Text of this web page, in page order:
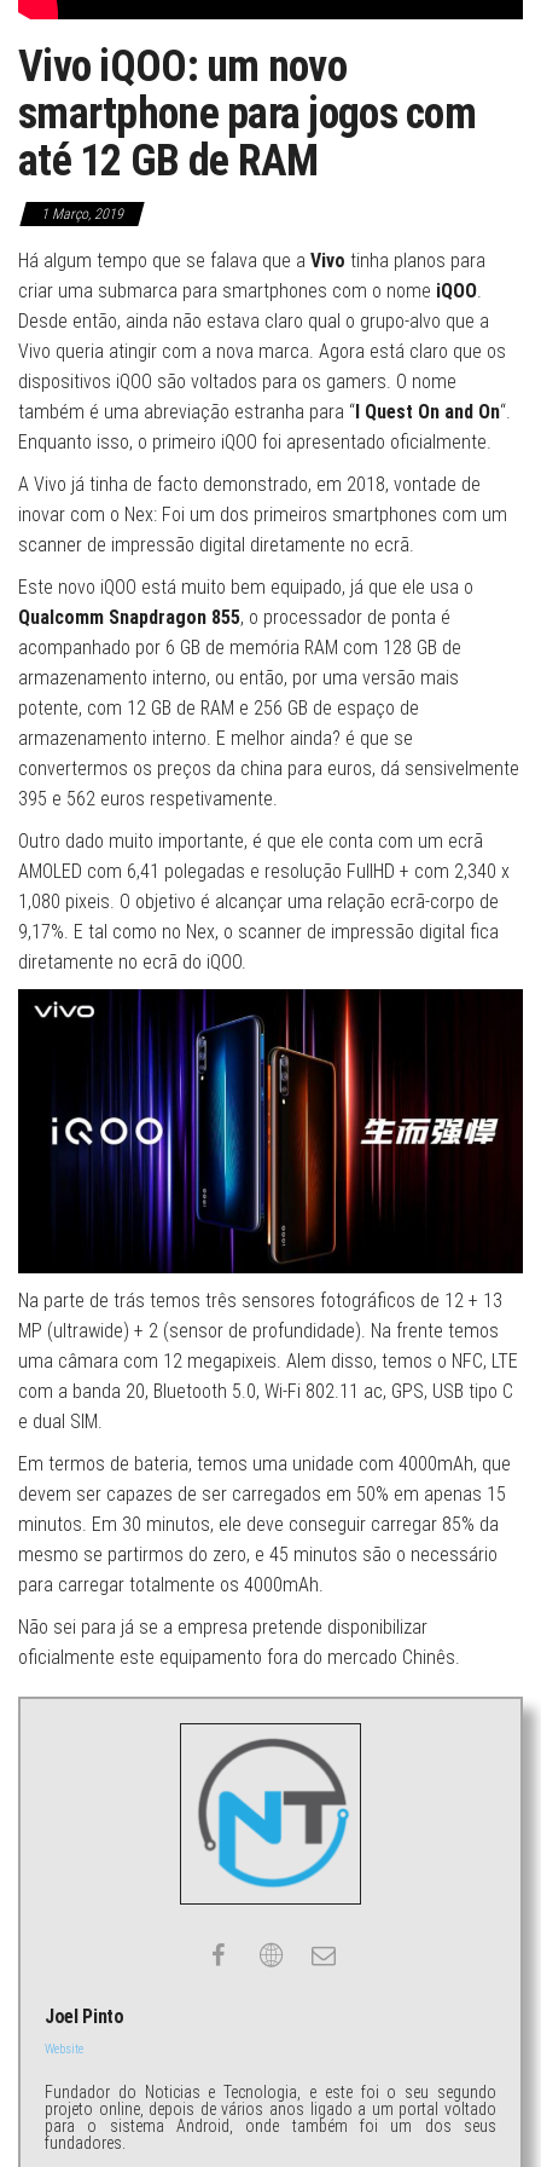
Vivo iQOO: um novo
smartphone para jogos com
até 12 GB de RAM
1 Março, 2019
Há algum tempo que se falava que a Vivo tinha planos para
criar uma submarca para smartphones com o nome iQOO.
Desde então, ainda não estava claro qual o grupo-alvo que a
Vivo queria atingir com a nova marca. Agora está claro que os
dispositivos iQOO são voltados para os gamers. O nome
também é uma abreviação estranha para “I Quest On and On“.
Enquanto isso, o primeiro iQOO foi apresentado oficialmente.
A Vivo já tinha de facto demonstrado, em 2018, vontade de
inovar com o Nex: Foi um dos primeiros smartphones com um
scanner de impressão digital diretamente no ecrã.
Este novo iQOO está muito bem equipado, já que ele usa o
Qualcomm Snapdragon 855, o processador de ponta é
acompanhado por 6 GB de memória RAM com 128 GB de
armazenamento interno, ou então, por uma versão mais
potente, com 12 GB de RAM e 256 GB de espaço de
armazenamento interno. E melhor ainda? é que se
convertermos os preços da china para euros, dá sensivelmente
395 e 562 euros respetivamente.
Outro dado muito importante, é que ele conta com um ecrã
AMOLED com 6,41 polegadas e resolução FullHD + com 2,340 x
1,080 pixeis. O objetivo é alcançar uma relação ecrã-corpo de
9,17%. E tal como no Nex, o scanner de impressão digital fica
diretamente no ecrã do iQOO.
Na parte de trás temos três sensores fotográficos de 12 + 13
MP (ultrawide) + 2 (sensor de profundidade). Na frente temos
uma câmara com 12 megapixeis. Alem disso, temos o NFC, LTE
com a banda 20, Bluetooth 5.0, Wi-Fi 802.11 ac, GPS, USB tipo C
e dual SIM.
Em termos de bateria, temos uma unidade com 4000mAh, que
devem ser capazes de ser carregados em 50% em apenas 15
minutos. Em 30 minutos, ele deve conseguir carregar 85% da
mesmo se partirmos do zero, e 45 minutos são o necessário
para carregar totalmente os 4000mAh.
Não sei para já se a empresa pretende disponibilizar
oficialmente este equipamento fora do mercado Chinês.
Joel Pinto
Website
Fundador do Noticias e Tecnologia, e este foi o seu segundo
projeto online, depois de vários anos ligado a um portal voltado
para o sistema Android, onde também foi um dos seus
fundadores.